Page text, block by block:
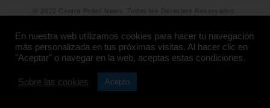
© 2022 Contra Poder News. Todos los Derechos Reservados.
Diseño web
En nuestra web utilizamos cookies para hacer tu navegación
más personalizada en tus próximas visitas. Al hacer clic en
"Aceptar" o navegar en la web, aceptas estas condiciones.
Sobre las cookies Acepto